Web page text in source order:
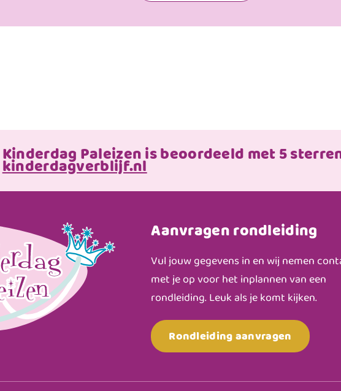
Kinderdag Paleizen is beoordeeld met 5
kinderdagverblijf.nl
Aanvragen rondleiding
Vul jouw gegevens in en wij nemen
met je op voor het inplannen van een
rondleiding. Leuk als je komt kijken.
Rondleiding aanvragen